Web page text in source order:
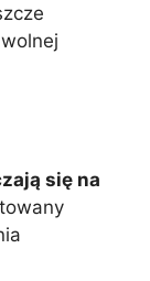
się na